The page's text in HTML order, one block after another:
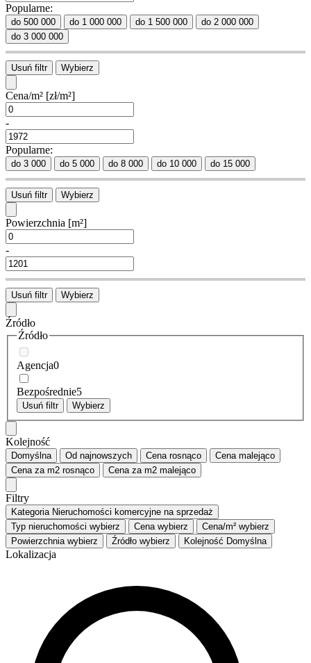
Popularne:
do 500 000 do 1 000 000 do 1 500 000
do 2 000 000
do 3 000 000
Usuń filtr Wybierz
Cena/m² [zł/m²]
-
Popularne:
do 3 000 do 5 000 do 8 000 do 10 000 do 15 000
Usuń filtr Wybierz
Powierzchnia [m²]
-
Usuń filtr Wybierz
Źródło
Źródło
Agencja0
Bezpośrednie5
Usuń filtr Wybierz
Kolejność
Domyślna Od najnowszych Cenarosnąco Cenamalejąco
Cena za m2 rosnąco Cena za m2 malejąco
Filtry
Kategoria Nieruchomości komercyjne na sprzedaż
Typ nieruchomości wybierz Cena wybierz Cena/m² wybierz
Powierzchnia wybierz Źródło wybierz Kolejność Domyślna
Lokalizacja